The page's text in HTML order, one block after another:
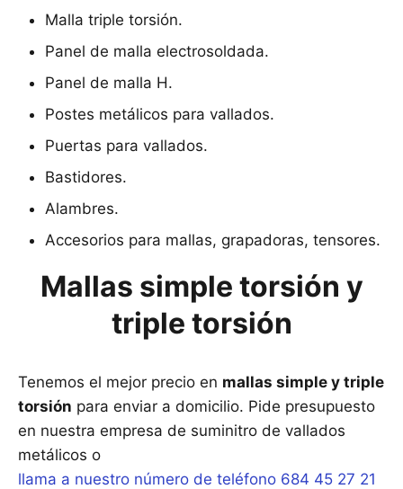
Malla triple torsión.
Panel de malla electrosoldada.
Panel de malla H.
Postes metálicos para vallados.
Puertas para vallados.
Bastidores.
Alambres.
Accesorios para mallas, grapadoras, tensores.
Mallas simple torsión y
triple torsión
Tenemos el mejor precio en mallas simple y triple
torsión para enviar a domicilio. Pide presupuesto
en nuestra empresa de suminitro de vallados
metálicos o
llama a nuestro número de teléfono 684 45 27 21